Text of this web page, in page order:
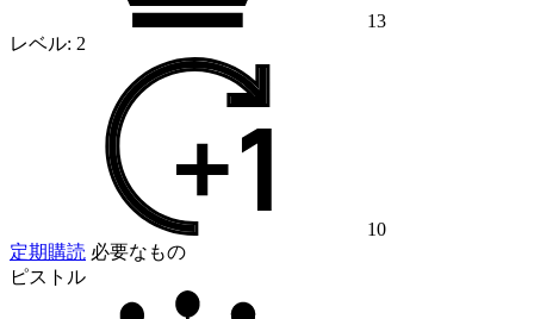
13
レベル: 2
10
定期購読 必要なもの
ピストル